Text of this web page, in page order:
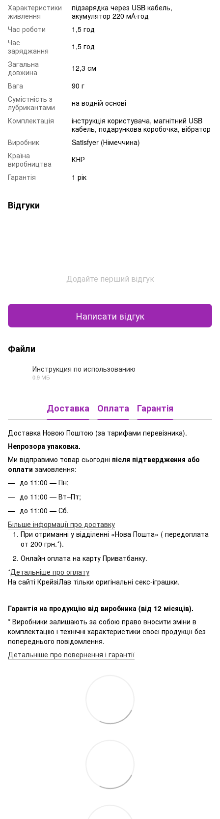
Характеристики
живлення
підзарядка через USB кабель,
акумулятор 220 мА·год
Час роботи
1,5 год
Час
заряджання
1,5 год
Загальна
довжина
12,3 см
Вага
90 г
Сумістність з
лубрикантами
на водній основі
Комплектація
інструкція користувача, магнітний USB
кабель, подарункова коробочка, вібратор
Виробник
Satisfyer (Німеччина)
Країна
виробництва
КНР
Гарантія
1 рік
Відгуки
Додайте перший відгук
Написати відгук
Файли
Инструкция по использованию
0.9 МБ
Доставка Оплата Гарантія
Доставка Новою Поштою (за тарифами перевізника).
Непрозора упаковка.
Ми відправимо товар сьогодні після підтвердження або
оплати замовлення:
до 11:00 — Пн;
до 11:00 — Вт–Пт;
до 11:00 — Сб.
Більше інформації про доставку
При отриманні у відділенні «Нова Пошта» ( передоплата
от 200 грн.*).
Онлайн оплата на карту Приватбанку.
*Детальніше про оплату
На сайті КрейзіЛав тільки оригінальні секс-іграшки.
Гарантія на продукцію від виробника (від 12 місяців).
* Виробники залишають за собою право вносити зміни в
комплектацію і технічні характеристики своєї продукції без
попереднього повідомлення.
Детальніше про повернення і гарантії